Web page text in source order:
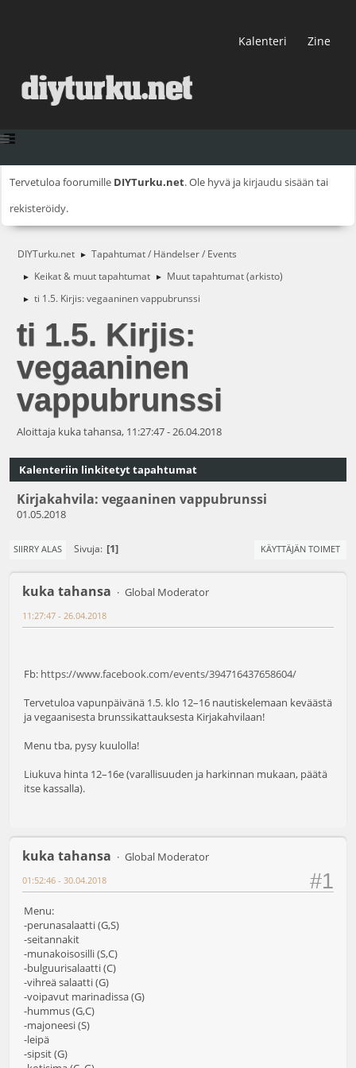
Kalenteri Zine
Tervetuloa foorumille DIYTurku.net. Ole hyvä ja kirjaudu sisään tai
rekisteröidy.
DIYTurku.net ► Tapahtumat / Händelser / Events
► Keikat & muut tapahtumat ► Muut tapahtumat (arkisto)
► ti 1.5. Kirjis: vegaaninen vappubrunssi
ti 1.5. Kirjis:
vegaaninen
vappubrunssi
Aloittaja kuka tahansa, 11:27:47 - 26.04.2018
Kalenteriin linkitetyt tapahtumat
Kirjakahvila: vegaaninen vappubrunssi
01.05.2018
SIIRRY ALAS Sivuja 1 KÄYTTÄJÄN TOIMET
kuka tahansa Global Moderator
11:27:47 - 26.04.2018
Fb: https://www.facebook.com/events/394716437658604/
Tervetuloa vapunpäivänä 1.5. klo 12–16 nautiskelemaan keväästä
ja vegaanisesta brunssikattauksesta Kirjakahvilaan!
Menu tba, pysy kuulolla!
Liukuva hinta 12–16e (varallisuuden ja harkinnan mukaan, päätä
itse kassalla).
kuka tahansa Global Moderator
#1
01:52:46 - 30.04.2018
Menu:
-perunasalaatti (G,S)
-seitannakit
-munakoisosilli (S,C)
-bulguurisalaatti (C)
-vihreä salaatti (G)
-voipavut marinadissa (G)
-hummus (G,C)
-majoneesi (S)
-leipä
-sipsit (G)